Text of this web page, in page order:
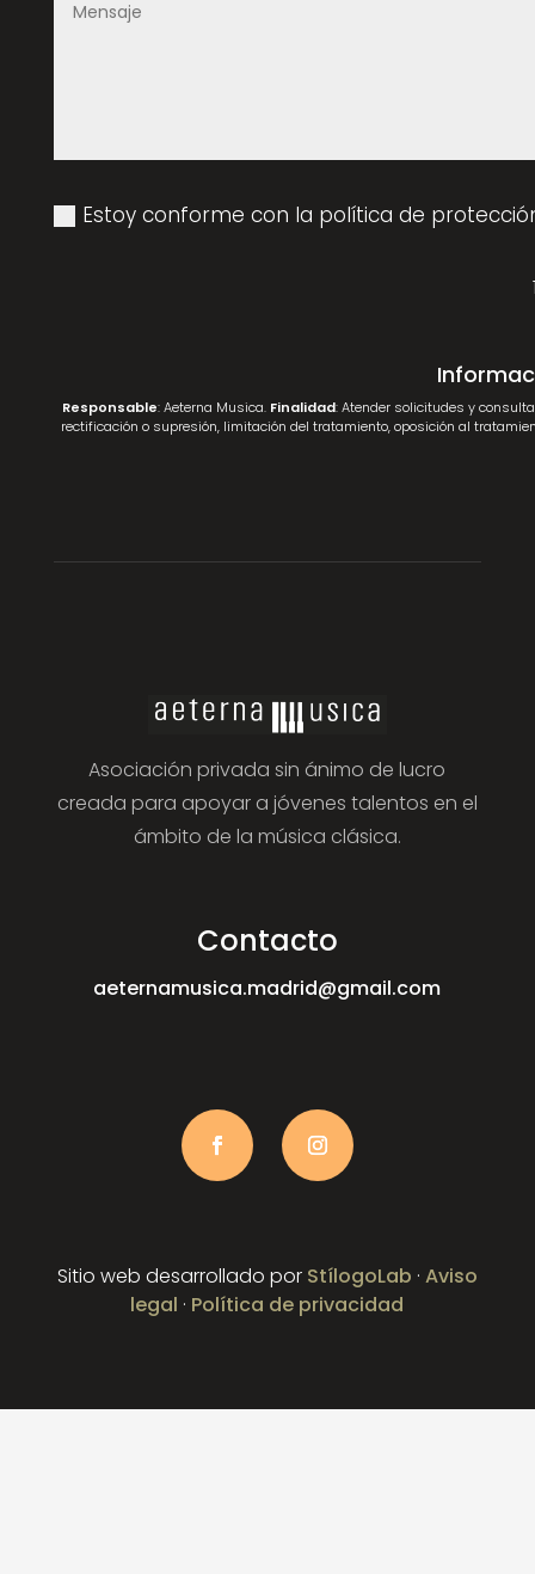
Estoy conforme con la política de
Responsable: Aeterna Musica. Finalidad: Atender solicitudes y
rectificación o supresión, limitación del tratamiento, oposición al
Asociación privada sin ánimo de lucro
creada para apoyar a jóvenes talentos en el
ámbito de la música clásica.
Contacto
aeternamusica.madrid@gmail.com
Sitio web desarrollado por StílogoLab · Aviso
legal · Política de privacidad